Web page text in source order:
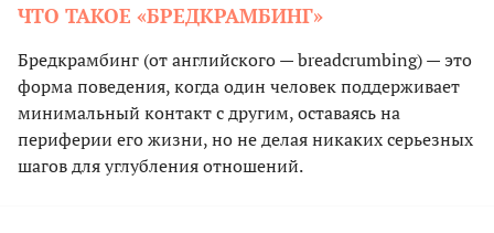
ЧТО ТАКОЕ «БРЕДКРАМБИНГ»
Бредкрамбинг (от английского — breadcrumbing) — это
форма поведения, когда один человек поддерживает
минимальный контакт с другим, оставаясь на
периферии его жизни, но не делая никаких серьезных
шагов для углубления отношений.